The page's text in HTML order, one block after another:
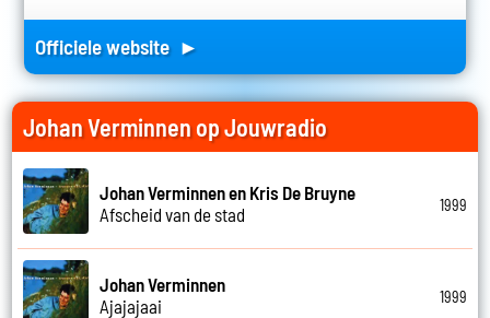
Officiele website ►
Johan Verminnen op Jouwradio
Johan Verminnen en Kris De Bruyne
Afscheid van de stad
1999
Johan Verminnen
Ajajajaai
1999